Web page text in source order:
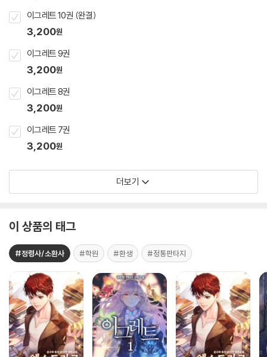
이그레트 10권 (완결)
3,200원
이그레트 9권
3,200원
이그레트 8권
3,200원
이그레트 7권
3,200원
더보기
이 상품의 태그
#정령사/소환사 #학원 #환생 #정통판타지